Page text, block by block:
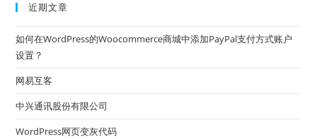
近期文章
如何在WordPress的Woocommerce商城中添加PayPal支付方式账户
设置？
网易互客
中兴通讯股份有限公司
WordPress网页变灰代码